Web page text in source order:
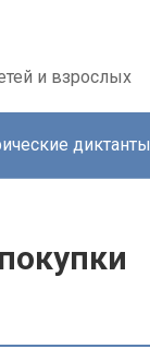
и взрослых
диктанты